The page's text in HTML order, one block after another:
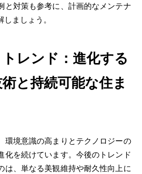
と対策も参考に、計画的なメンテナ
ましょう。
レンド：進化する
と持続可能な住ま
環境意識の高まりとテクノロジーの
化を続けています。今後のトレンド
は、単なる美観維持や耐久性向上に